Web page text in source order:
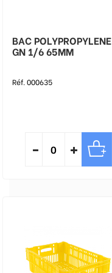
BAC POLYPROPYLENE
GN 1/6 65MM
Réf. 000635